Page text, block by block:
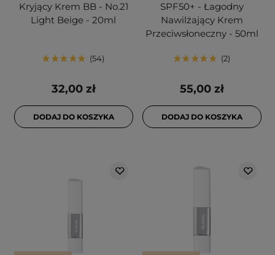
Kryjący Krem BB - No.21
Light Beige - 20ml
54
32,00 zł
DODAJ DO KOSZYKA
SPF50+ - Łagodny
Nawilżający Krem
Przeciwsłoneczny - 50ml
2
55,00 zł
DODAJ DO KOSZYKA